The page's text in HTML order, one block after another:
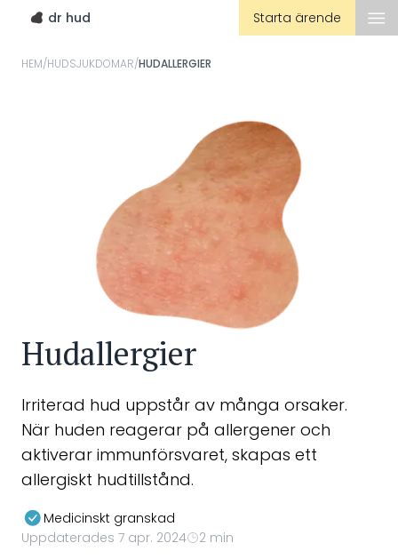
dr hud Starta ärende
HEM/HUDSJUKDOMAR/HUDALLERGIER
Hudallergier
Irriterad hud uppstår av många orsaker.
När huden reagerar på allergener och
aktiverar immunförsvaret, skapas ett
allergiskt hudtillstånd.
Medicinskt granskad
Uppdaterades 7 apr. 2024
2 min